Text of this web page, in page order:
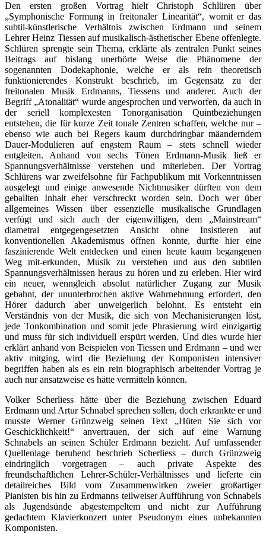
Den ersten großen Vortrag hielt Christoph Schlüren über
„Symphonische Formung in freitonaler Linearität“, womit er das
subtil-künstlerische Verhältnis zwischen Erdmann und seinem
Lehrer Heinz Tiessen auf musikalisch-ästhetischer Ebene offenlegte.
Schlüren sprengte sein Thema, erklärte als zentralen Punkt seines
Beitrags auf bislang unerhörte Weise die Phänomene der
sogenannten Dodekaphonie, welche er als rein theoretisch
funktionierendes Konstrukt beschrieb, im Gegensatz zu der
freitonalen Musik Erdmanns, Tiessens und anderer. Auch der
Begriff „Atonalität“ wurde angesprochen und verworfen, da auch in
der seriell komplexesten Tonorganisation Quintbeziehungen
entstehen, die für kurze Zeit tonale Zentren schaffen, welche nur –
ebenso wie auch bei Regers kaum durchdringbar mäanderndem
Dauer-Modulieren auf engstem Raum – stets schnell wieder
entgleiten. Anhand von sechs Tönen Erdmann-Musik ließ er
Spannungsverhältnisse verstehen und miterleben. Der Vortrag
Schlürens war zweifelsohne für Fachpublikum mit Vorkenntnissen
ausgelegt und einige anwesende Nichtmusiker dürften von dem
geballten Inhalt eher verschreckt worden sein. Doch wer über
allgemeines Wissen über essenzielle musikalische Grundlagen
verfügt und sich auch der eigenwilligen, dem „Mainstream“
diametral entgegengesetzten Ansicht ohne Insistieren auf
konventionellen Akademismus öffnen konnte, durfte hier eine
faszinierende Welt entdecken und einen heute kaum begangenen
Weg mit-erkunden, Musik zu verstehen und aus den subtilen
Spannungsverhältnissen heraus zu hören und zu erleben. Hier wird
ein neuer, wenngleich absolut natürlicher Zugang zur Musik
gebahnt, der ununterbrochen aktive Wahrnehmung erfordert, den
Hörer dadurch aber unweigerlich belohnt. Es entsteht ein
Verständnis von der Musik, die sich von Mechanisierungen löst,
jede Tonkombination und somit jede Phrasierung wird einzigartig
und muss für sich individuell erspürt werden. Und dies wurde hier
erklärt anhand von Beispielen von Tiessen und Erdmann – und wer
aktiv mitging, wird die Beziehung der Komponisten intensiver
begriffen haben als es ein rein biographisch arbeitender Vortrag je
auch nur ansatzweise es hätte vermitteln können.
Volker Scherliess hätte über die Beziehung zwischen Eduard
Erdmann und Artur Schnabel sprechen sollen, doch erkrankte er und
musste Werner Grünzweig seinen Text „Hüten Sie sich vor
Geschicklichkeit!“ anvertrauen, der sich auf eine Warnung
Schnabels an seinen Schüler Erdmann bezieht. Auf umfassender
Quellenlage beruhend beschrieb Scherliess – durch Grünzweig
eindringlich vorgetragen – auch private Aspekte des
freundschaftlichen Lehrer-Schüler-Verhältnisses und lieferte ein
detailreiches Bild vom Zusammenwirken zweier großartiger
Pianisten bis hin zu Erdmanns teilweiser Aufführung von Schnabels
als Jugendsünde abgestempeltem und nicht zur Aufführung
gedachtem Klavierkonzert unter Pseudonym eines unbekannten
Komponisten.